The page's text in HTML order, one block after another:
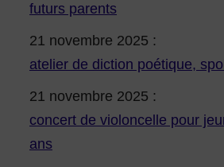
futurs parents
21 novembre 2025 :
atelier de diction poétique,
21 novembre 2025 :
concert de violoncelle pour
ans